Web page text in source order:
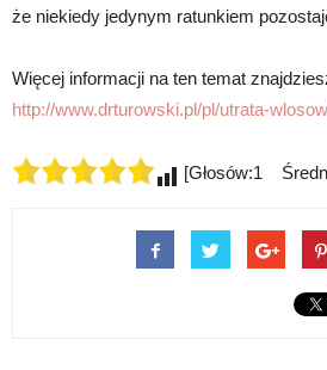
że niekiedy jedynym ratunkiem
Więcej informacji na ten temat
http://www.drturowski.pl/pl/utrata-
[Głosów:1